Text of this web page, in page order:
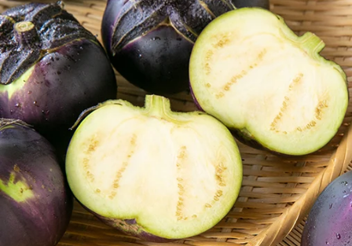
物の生産や、漬物加工にとどまらず
ード」など新商品の開発にも積極的
統的な長岡野菜を守っていくために
てもらえるような商品づくりを行っ
る竹内さん。今後は新商品の開発は
合的に体験できる場など、農業に直
うな機会を作っていく。